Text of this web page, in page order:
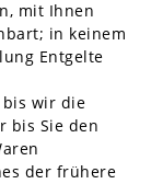
mit Ihnen
in keinem
Entgelte
bis wir die
bis Sie den
der frühere